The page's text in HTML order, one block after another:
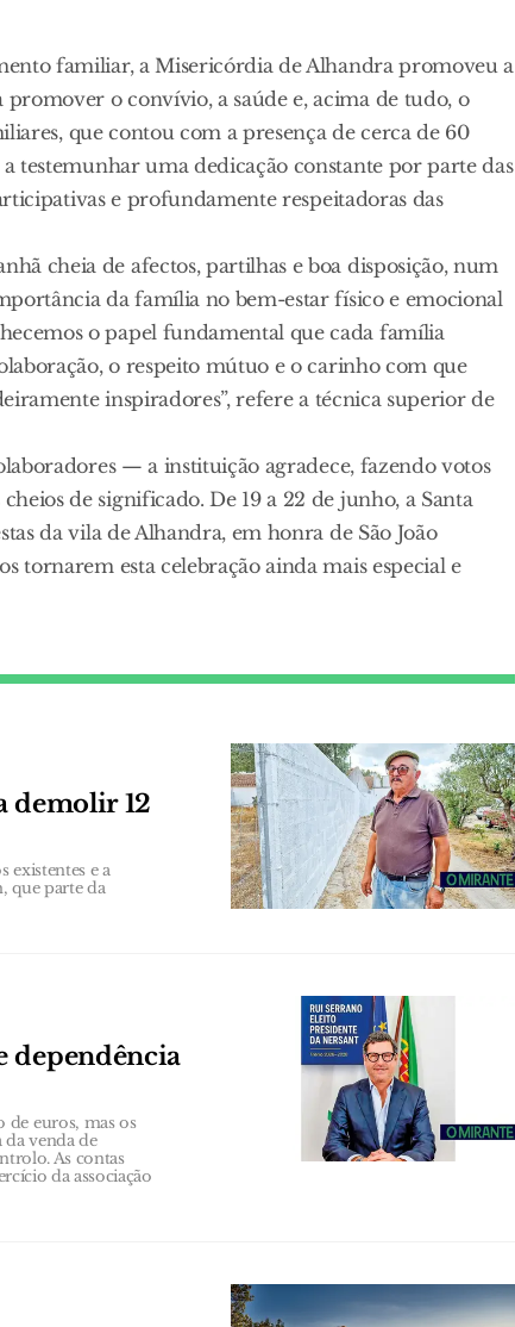
familiar, a Misericórdia de Alhandra promoveu a
o convívio, a saúde e, acima de tudo, o
que contou com a presença de cerca de 60
testemunhar uma dedicação constante por parte das
e profundamente respeitadoras das
cheia de afectos, partilhas e boa disposição, num
da família no bem-estar físico e emocional
o papel fundamental que cada família
o respeito mútuo e o carinho com que
inspiradores”, refere a técnica superior de
— a instituição agradece, fazendo votos
de significado. De 19 a 22 de junho, a Santa
da vila de Alhandra, em honra de São João
tornarem esta celebração ainda mais especial e
demolir 12
existentes e a
que parte da
dependência
euros, mas os
da venda de
As contas
da associação